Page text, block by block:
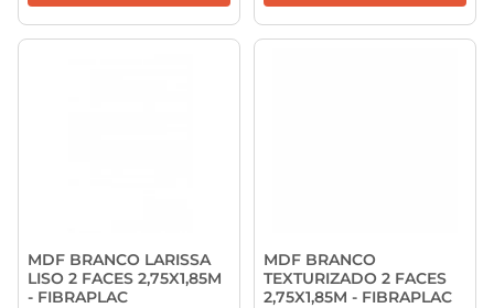
MDF BRANCO LARISSA
LISO 2 FACES 2,75X1,85M
- FIBRAPLAC
MDF BRANCO
TEXTURIZADO 2 FACES
2,75X1,85M - FIBRAPLAC